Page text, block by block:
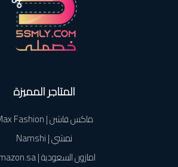
المتاجر المميزة
ماكس فاشن | Max Fashion
نمشي | Namshi
امازون السعودية | Amazon.sa